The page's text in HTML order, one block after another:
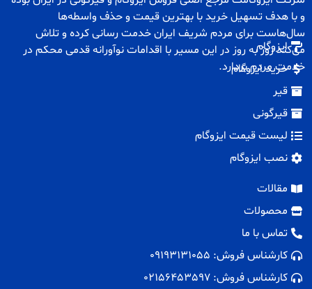
و با هدف تسهیل خرید با بهترین قیمت و حذف واسطه‌ها
سال‌هاست برای مردم شریف ایران خدمت رسانی کرده و تلاش
می‌کند روز به روز در این مسیر با اقدامات نوآورانه قدمی محکم در
خدمت مردم بردارد.
ایزوگام
خرید ایزوگام
قیر
قیرگونی
لیست قیمت ایزوگام
نصب ایزوگام
مقالات
محصولات
تماس با ما
کارشناس فروش: 09193131055
کارشناس فروش: 02156453597